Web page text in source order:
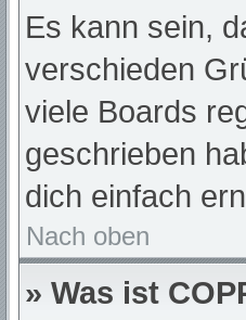
Es kann sein,
verschieden
viele Boards
geschrieben
dich einfach
Nach oben
» Was ist